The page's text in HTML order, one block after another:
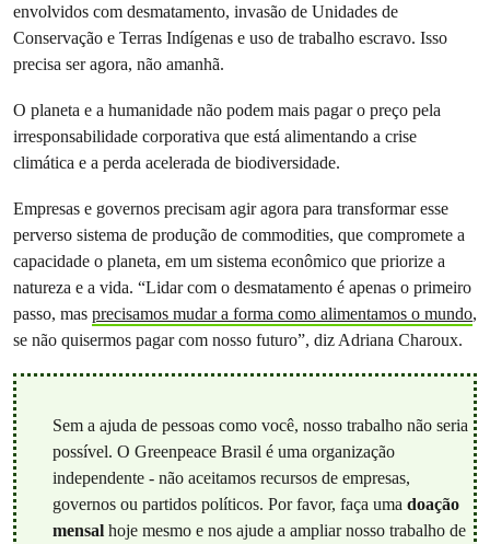
envolvidos com desmatamento, invasão de Unidades de
Conservação e Terras Indígenas e uso de trabalho escravo. Isso
precisa ser agora, não amanhã.
O planeta e a humanidade não podem mais pagar o preço pela
irresponsabilidade corporativa que está alimentando a crise
climática e a perda acelerada de biodiversidade.
Empresas e governos precisam agir agora para transformar esse
perverso sistema de produção de commodities, que compromete a
capacidade o planeta, em um sistema econômico que priorize a
natureza e a vida. “Lidar com o desmatamento é apenas o primeiro
passo, mas precisamos mudar a forma como alimentamos o mundo,
se não quisermos pagar com nosso futuro”, diz Adriana Charoux.
Sem a ajuda de pessoas como você, nosso trabalho não seria
possível. O Greenpeace Brasil é uma organização
independente - não aceitamos recursos de empresas,
governos ou partidos políticos. Por favor, faça uma doação
mensalhoje mesmo e nos ajude a ampliar nosso trabalho de